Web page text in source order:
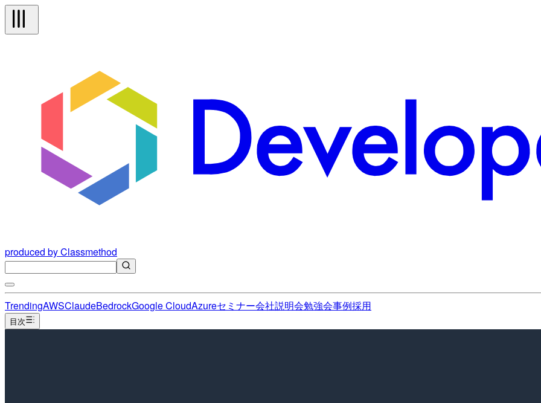
produced by Classmethod
TrendingAWSClaudeBedrockGoogle CloudAzureセミナー会社説明会勉強会事例採用
目次